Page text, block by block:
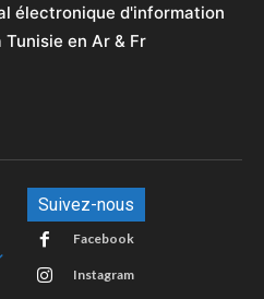
électronique d'information
en Ar & Fr
Suivez-nous
Facebook
Instagram